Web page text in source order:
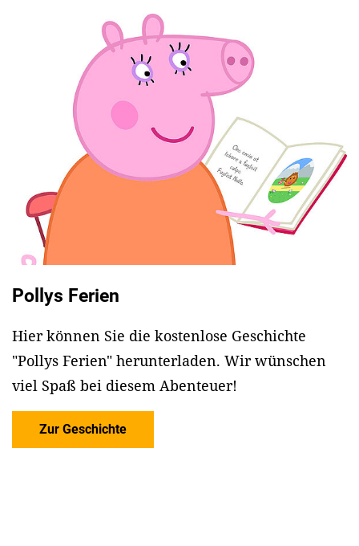
Pollys Ferien
Hier können Sie die kostenlose Geschichte
"Pollys Ferien" herunterladen. Wir wünschen
viel Spaß bei diesem Abenteuer!
Zur Geschichte